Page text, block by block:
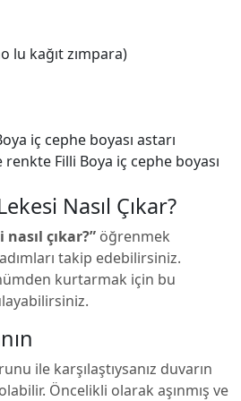
lu kağıt zımpara)
iç cephe boyası astarı
Filli Boya iç cephe boyası
Nasıl Çıkar?
çıkar?” öğrenmek
takip edebilirsiniz.
kurtarmak için bu
ile karşılaştıysanız duvarın
olabilir. Öncelikli olarak aşınmış ve